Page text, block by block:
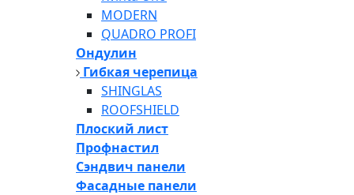
MODERN
QUADRO PROFI
Ондулин
Гибкая черепица
SHINGLAS
ROOFSHIELD
Плоский лист
Профнастил
Сэндвич панели
Фасадные панели